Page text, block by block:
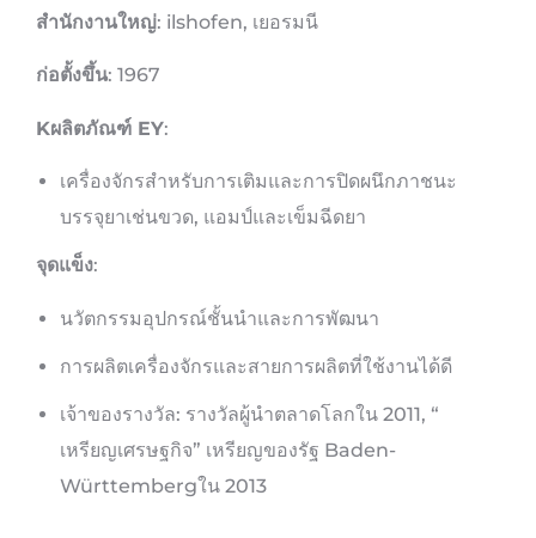
สำนักงานใหญ่: ilshofen, เยอรมนี
ก่อตั้งขึ้น: 1967
Kผลิตภัณฑ์ EY:
เครื่องจักรสำหรับการเติมและการปิดผนึกภาชนะ
บรรจุยาเช่นขวด, แอมป์และเข็มฉีดยา
จุดแข็ง:
นวัตกรรมอุปกรณ์ชั้นนำและการพัฒนา
การผลิตเครื่องจักรและสายการผลิตที่ใช้งานได้ดี
เจ้าของรางวัล: รางวัลผู้นำตลาดโลกใน 2011, “
เหรียญเศรษฐกิจ” เหรียญของรัฐ Baden-
Württembergใน 2013